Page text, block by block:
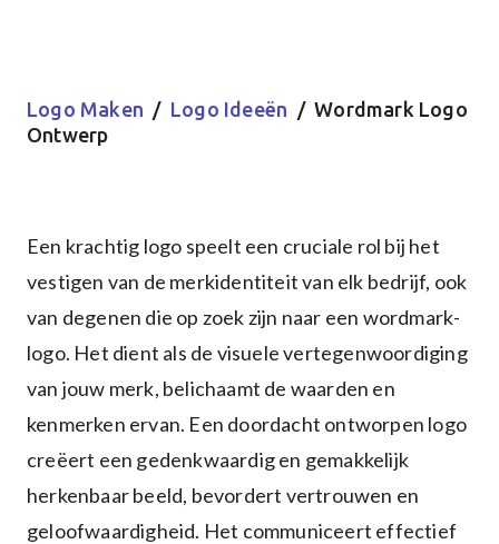
Logo Maken / Logo Ideeën / Wordmark Logo
Ontwerp
Een krachtig logo speelt een cruciale rol bij het
vestigen van de merkidentiteit van elk bedrijf, ook
van degenen die op zoek zijn naar een wordmark-
logo. Het dient als de visuele vertegenwoordiging
van jouw merk, belichaamt de waarden en
kenmerken ervan. Een doordacht ontworpen logo
creëert een gedenkwaardig en gemakkelijk
herkenbaar beeld, bevordert vertrouwen en
geloofwaardigheid. Het communiceert effectief